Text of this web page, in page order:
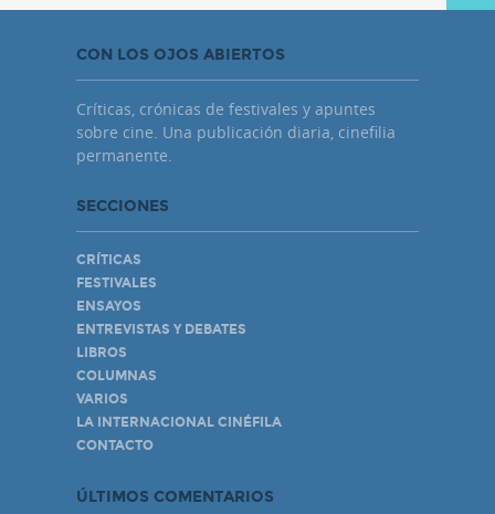
CON LOS OJOS ABIERTOS
Críticas, crónicas de festivales y apuntes
sobre cine. Una publicación diaria, cinefilia
permanente.
SECCIONES
CRÍTICAS
FESTIVALES
ENSAYOS
ENTREVISTAS Y DEBATES
LIBROS
COLUMNAS
VARIOS
LA INTERNACIONAL CINÉFILA
CONTACTO
ÚLTIMOS COMENTARIOS